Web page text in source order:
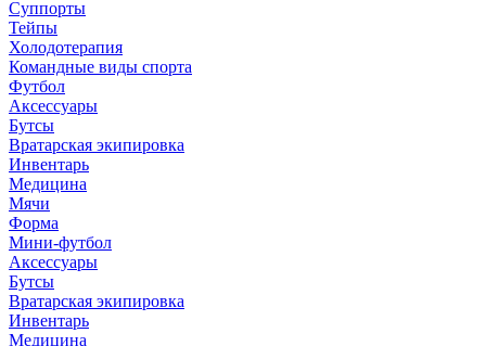
Суппорты
Тейпы
Холодотерапия
Командные виды спорта
Футбол
Аксессуары
Бутсы
Вратарская экипировка
Инвентарь
Медицина
Мячи
Форма
Мини-футбол
Аксессуары
Бутсы
Вратарская экипировка
Инвентарь
Медицина